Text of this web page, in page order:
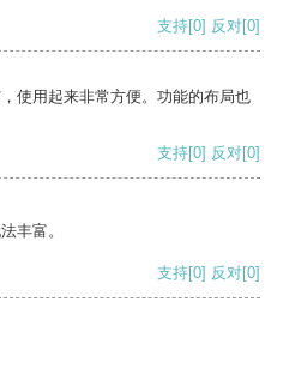
支持[0] 反对[0]
使用起来非常方便。功能的布局也
支持[0] 反对[0]
丰富。
支持[0] 反对[0]